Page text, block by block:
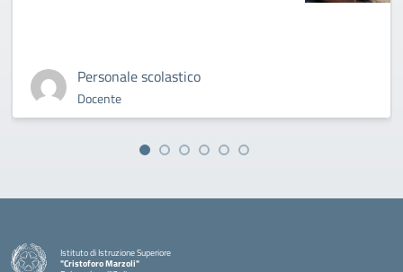
Personale scolastico
Docente
Istituto di Istruzione Superiore
"Cristoforo Marzoli"